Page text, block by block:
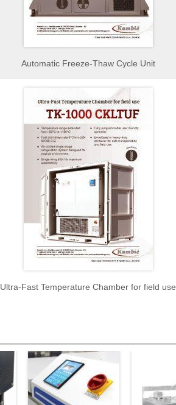
Automatic Freeze-Thaw Cycle Unit
Ultra-Fast Temperature Chamber for field use